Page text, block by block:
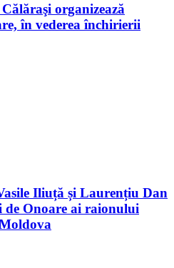
organizează
în vederea închirierii
Iliuță și Laurențiu Dan
de Onoare ai raionului